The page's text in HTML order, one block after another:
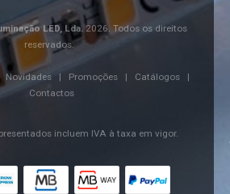
LED, Lda.2026. Todos os direitos
reservados.
Novidades| Promoções| Catálogos|
Contactos
incluem IVA à taxa em vigor.